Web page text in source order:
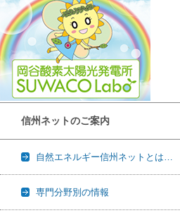
信州ネットのご案内
自然エネルギー信州ネットとは…
専門分野別の情報